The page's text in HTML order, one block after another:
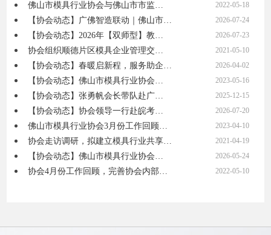
佛山市模具行业协会与佛山市市监… 2022-05-18
【协会动态】广佛智造联动｜佛山市… 2026-07-24
【协会动态】2026年【双师型】教… 2026-07-23
协会组织顺德片区模具企业管理交… 2021-05-10
【协会动态】春暖启新程，服务助企… 2026-04-02
【协会动态】佛山市模具行业协会… 2023-05-16
【协会动态】张勇帆会长带队赴广… 2025-12-15
【协会动态】协会领导一行赴皖考… 2026-07-20
佛山市模具行业协会3月份工作回顾… 2023-04-10
协会走访调研，拟建立模具行业共享… 2021-04-19
【协会动态】佛山市模具行业协会… 2026-05-24
协会4月份工作回顾，完善协会内部… 2022-05-10